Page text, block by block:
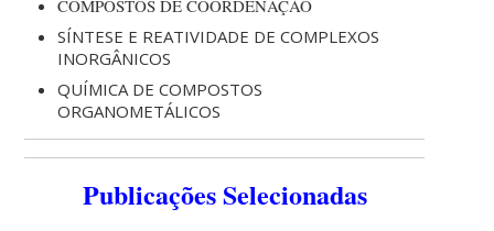
COMPOSTOS DE COORDENAÇÃO
SÍNTESE E REATIVIDADE DE COMPLEXOS
INORGÂNICOS
QUÍMICA DE COMPOSTOS
ORGANOMETÁLICOS
Publicações Selecionadas